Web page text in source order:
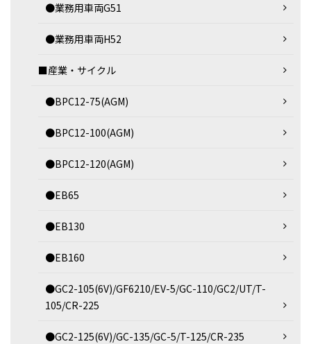
●業務用車両G51
●業務用車両H52
■産業・サイクル
●BPC12-75(AGM)
●BPC12-100(AGM)
●BPC12-120(AGM)
●EB65
●EB130
●EB160
●GC2-105(6V)/GF6210/EV-5/GC-110/GC2/UT/T-
105/CR-225
●GC2-125(6V)/GC-135/GC-5/T-125/CR-235